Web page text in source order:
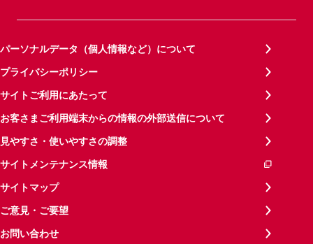
パーソナルデータ（個人情報など）について
プライバシーポリシー
サイトご利用にあたって
お客さまご利用端末からの情報の外部送信について
見やすさ・使いやすさの調整
サイトメンテナンス情報
サイトマップ
ご意見・ご要望
お問い合わせ